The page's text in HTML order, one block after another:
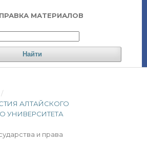
МАТЕРИАЛОВ
Найти
/
АЛТАЙСКОГО
УНИВЕРСИТЕТА
и права